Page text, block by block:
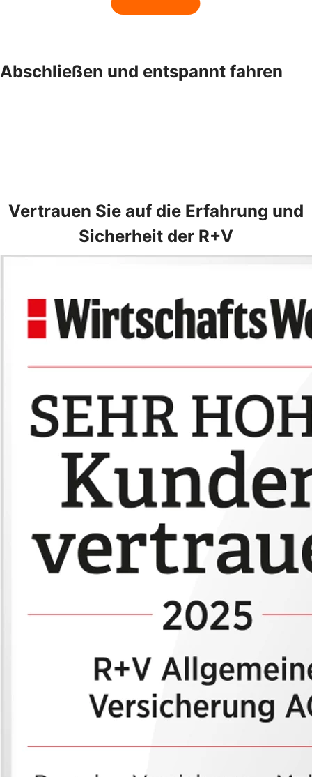
Abschließen und ­entspannt fahren
Vertrauen Sie auf die Erfahrung und
Sicherheit der R+V